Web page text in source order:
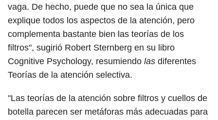
vaga. De hecho, puede que no sea la única que
explique todos los aspectos de la atención, pero
complementa bastante bien las teorías de los
filtros", sugirió Robert Sternberg en su libro
Cognitive Psychology, resumiendo las diferentes
Teorías de la atención selectiva.
"Las teorías de la atención sobre filtros y cuellos de
botella parecen ser metáforas más adecuadas para